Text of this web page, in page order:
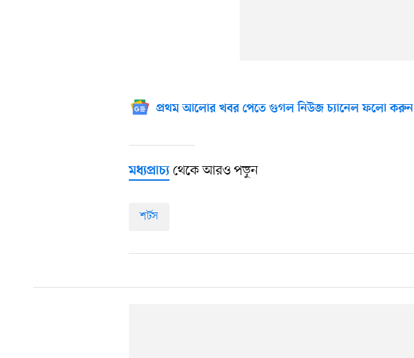
প্রথম আলোর খবর পেতে গুগল নিউজ চ্যানেল ফলো করুন
মধ্যপ্রাচ্য থেকে আরও পড়ুন
শর্টস